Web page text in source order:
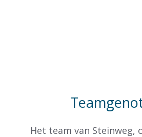
Het team van Steinweg,